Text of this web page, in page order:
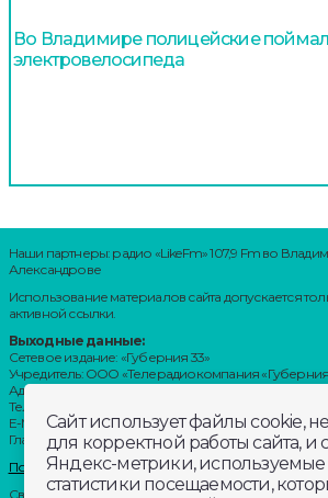
Во Владимире полицейские
электровелосипеда
Наши партнеры: радио «LikeFm» 107,9 Fm во
Александрове
Использование материалов сайта допускается
активной ссылки.
Выходные данные:
Сетевое издание: «Губерния 33»
Учредитель: ООО «Телерадиокомпания
Адрес: Воронцовский переулок, д.4.г. Владимир,
Телефон: 8 (4922) 36-20-36.
E-Mail: news@trc33.ru
Главный редактор: Шилова Анастасия Олеговна.
Политика обработки Персональных данных
Свидетельство о регистрации СМИ: ЭЛ № ФС 77-
Сайт использует файлы cookie,
для корректной работы сайта, и
Яндекс-метрики, используемые
статистики посещаемости,